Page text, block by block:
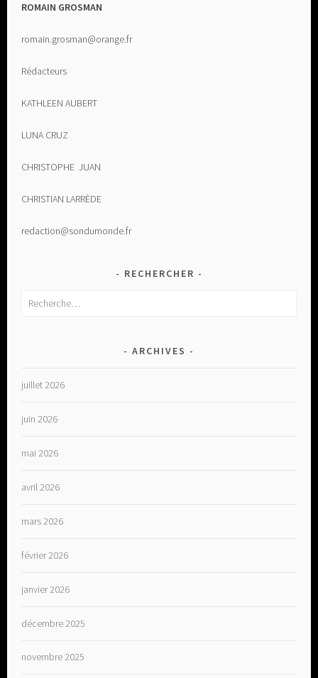
ROMAIN GROSMAN
romain.grosman@orange.fr
Rédacteurs
KATHLEEN AUBERT
LUNA CRUZ
CHRISTOPHE JUAN
CHRISTIAN LARRÈDE
redaction@sondumonde.fr
RECHERCHER
Rechercher :
ARCHIVES
juillet 2026
juin 2026
mai 2026
avril 2026
mars 2026
février 2026
janvier 2026
décembre 2025
novembre 2025